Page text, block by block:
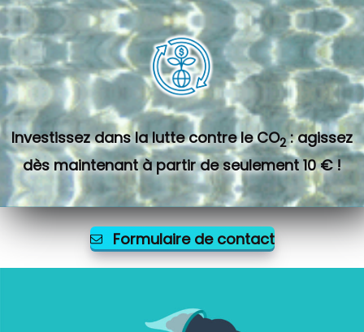
Investissez dans la lutte contre le CO2 : agissez
dès maintenant à partir de seulement 10 € !
Formulaire de contact